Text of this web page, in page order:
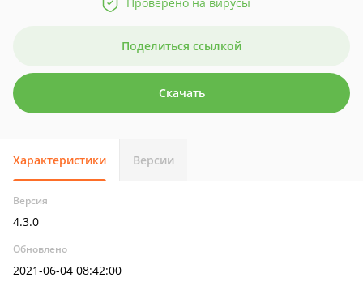
Поделиться ссылкой
Скачать
Характеристики Версии
Версия
4.3.0
Обновлено
2021-06-04 08:42:00